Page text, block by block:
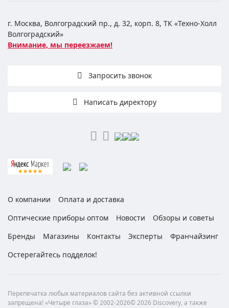
г. Москва, Волгоградский пр., д. 32, корп. 8, ТК «Техно-Холл
Волгоградский»
Внимание, мы переезжаем!
Запросить звонок
Написать директору
О компании
Оплата и доставка
Оптические приборы оптом
Новости
Обзоры и советы
Бренды
Магазины Контакты Эксперты
Франчайзинг
Остерегайтесь подделок!
Перепечатка любых материалов сайта без активной ссылки
запрещена! «Четыре глаза» © 2002-2026© 2026 Discovery, а также